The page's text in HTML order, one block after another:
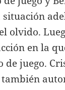
olvido.
en la
de juego.